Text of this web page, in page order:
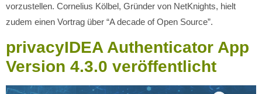
vorzustellen. Cornelius Kölbel, Gründer von NetKnights, hielt
zudem einen Vortrag über “A decade of Open Source”.
privacyIDEA Authenticator App
Version 4.3.0 veröffentlicht